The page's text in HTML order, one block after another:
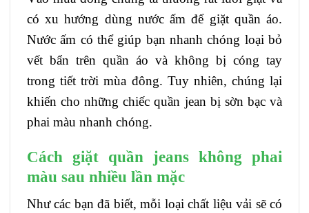
có xu hướng dùng nước ấm để giặt quần áo.
Nước ấm có thể giúp bạn nhanh chóng loại bỏ
vết bẩn trên quần áo và không bị cóng tay
trong tiết trời mùa đông. Tuy nhiên, chúng lại
khiến cho những chiếc quần jean bị sờn bạc và
phai màu nhanh chóng.
Cách giặt quần jeans không phai
màu sau nhiều lần mặc
Như các bạn đã biết, mỗi loại chất liệu vải sẽ có